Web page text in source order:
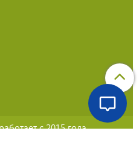
с 2015 года